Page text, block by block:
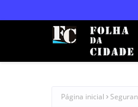
Página inicial